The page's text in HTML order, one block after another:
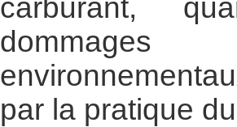
carburant,
dommages
par la pratique